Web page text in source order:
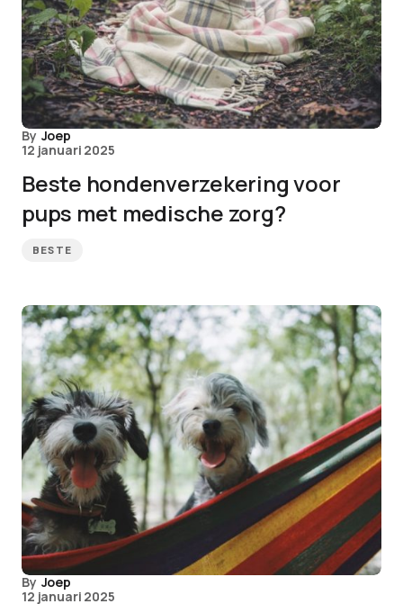
By Joep
12 januari 2025
Beste hondenverzekering voor
pups met medische zorg?
BESTE
By Joep
12 januari 2025